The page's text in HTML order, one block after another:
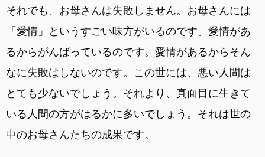
それでも、お母さんは失敗しません。お母さんには
「愛情」というすごい味方がいるのです。愛情があ
るからがんばっているのです。愛情があるからそん
なに失敗はしないのです。この世には、悪い人間は
とても少ないでしょう。それより、真面目に生きて
いる人間の方がはるかに多いでしょう。それは世の
中のお母さんたちの成果です。